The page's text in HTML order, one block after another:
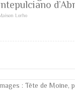
Lorho